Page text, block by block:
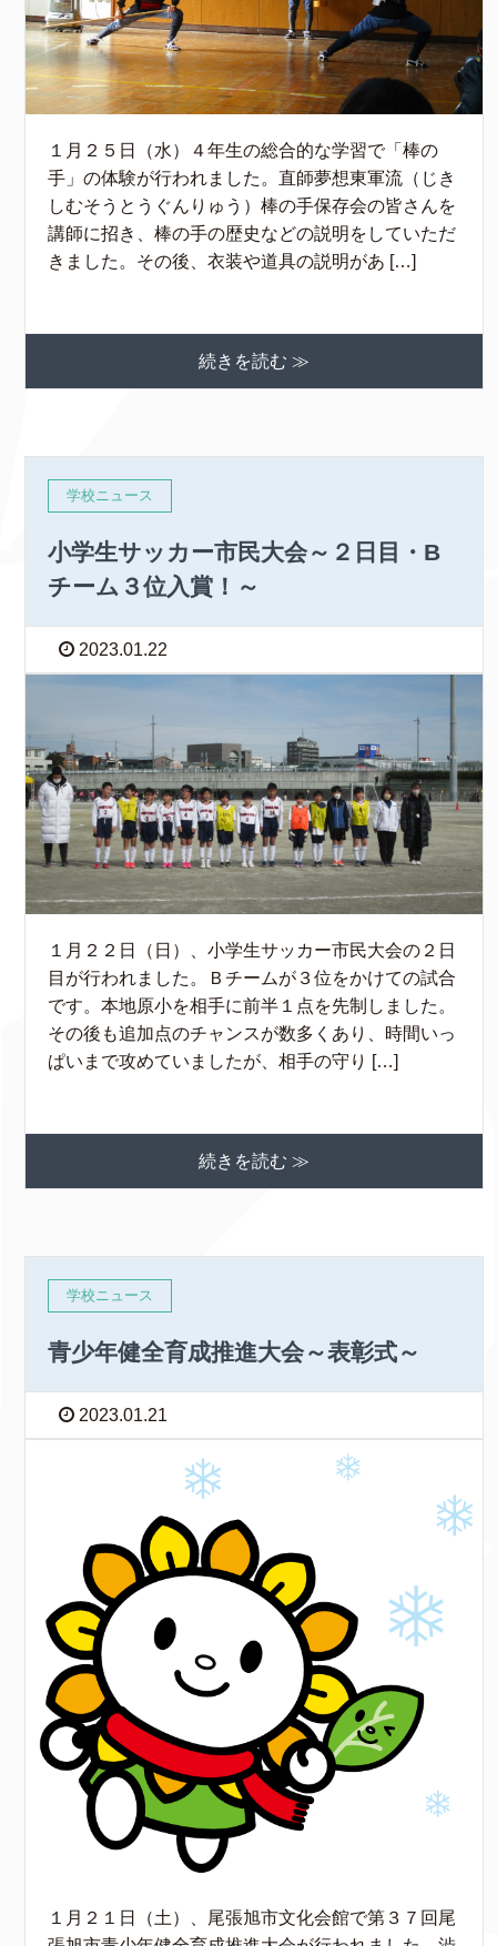
１月２５日（水）４年生の総合的な学習で「棒の
手」の体験が行われました。直師夢想東軍流（じき
しむそうとうぐんりゅう）棒の手保存会の皆さんを
講師に招き、棒の手の歴史などの説明をしていただ
きました。その後、衣装や道具の説明があ […]
続きを読む ≫
学校ニュース
小学生サッカー市民大会～２日目・B
チーム３位入賞！～
2023.01.22
１月２２日（日）、小学生サッカー市民大会の２日
目が行われました。Ｂチームが３位をかけての試合
です。本地原小を相手に前半１点を先制しました。
その後も追加点のチャンスが数多くあり、時間いっ
ぱいまで攻めていましたが、相手の守り […]
続きを読む ≫
学校ニュース
青少年健全育成推進大会～表彰式～
2023.01.21
１月２１日（土）、尾張旭市文化会館で第３７回尾